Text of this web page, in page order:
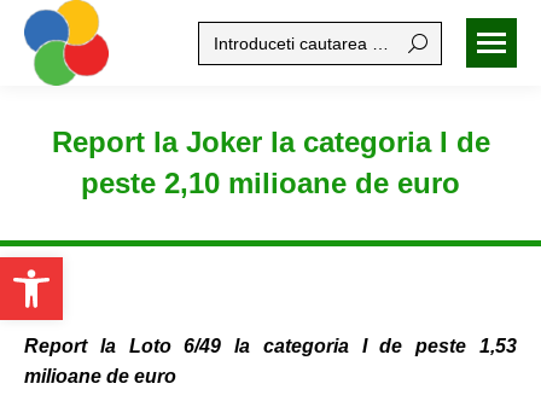
Open toolbar
Search:
Report la Joker la categoria I de
peste 2,10 milioane de euro
Report la Loto 6/49 la categoria I de peste 1,53
milioane de euro